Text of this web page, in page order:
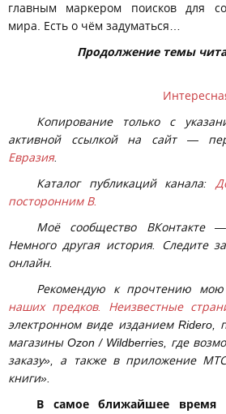
главным маркером поисков для
мира. Есть о чём задуматься…
Продолжение темы
Копирование только с
активной ссылкой на сайт —
Евразия.
Каталог публикаций канала:
посторонним В.
Моё сообщество ВКонтакте
Немного другая история.
Следите
онлайн.
Рекомендую к прочтению
наших предков. Неизвестные
электронном виде изданием Ridero,
магазины Ozon / Wildberries, где
заказу», а также в приложение
книги».
В самое ближайшее время